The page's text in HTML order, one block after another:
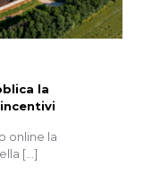
la
online la
[…]